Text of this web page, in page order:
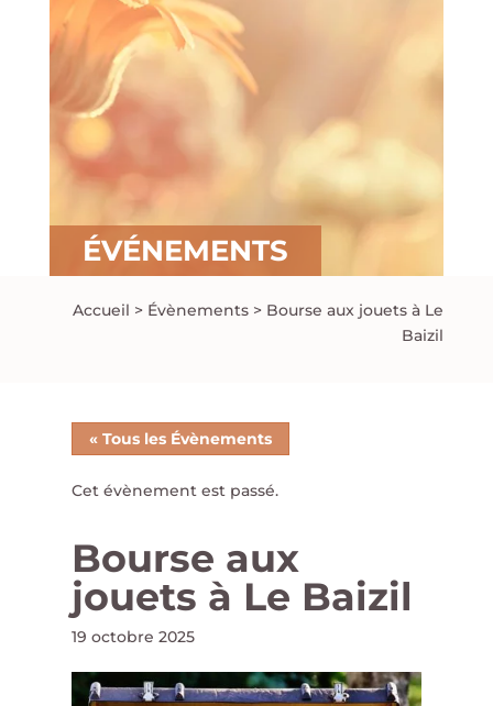
ÉVÉNEMENTS
Accueil > Évènements > Bourse aux jouets à Le
Baizil
« Tous les Évènements
Cet évènement est passé.
Bourse aux
jouets à Le Baizil
19 octobre 2025